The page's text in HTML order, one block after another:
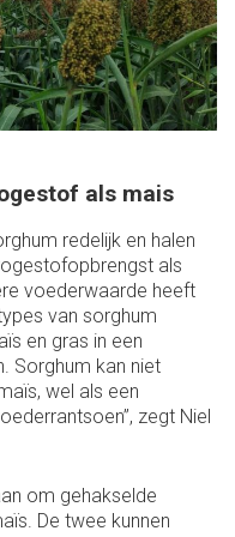
als mais
redelijk en halen
als
voederwaarde heeft
van sorghum
en gras in een
Sorghum kan niet
wel als een
zegt Niel
om gehakselde
De twee kunnen